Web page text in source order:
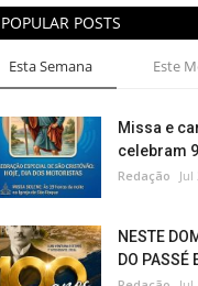
POPULAR POSTS
Esta Semana Este
Missa e
celebram
Redação Jul
NESTE
DO PASSÉ